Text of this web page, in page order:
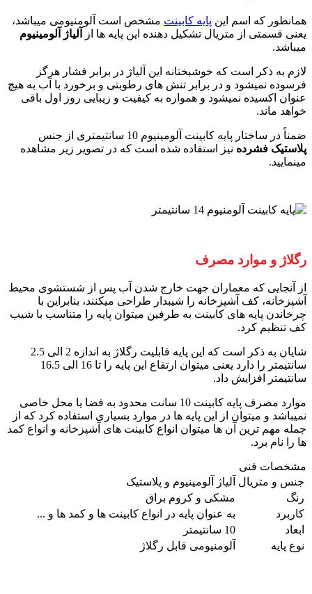
همانطور که اسم این پایه کابینت مشخص است آلومنیومی میباشد،
یعنی قسمتی از متریال تشکیل دهنده این پایه ها از
آلیاژ آلومینیوم
میباشد.
لازم به ذکر است که خوشبختانه این آلیاژ در برابر فشار هرگز
فرسوده نمیشود و در برابر تنش های رطوبتی و برخورد با آب به هیچ
عنوان اکسیده نمیشود و همواره به کیفیت و زیبایی روز اول باقی
خواهد ماند.
ضمناً در ساختار پایه کابینت آلومینیوم 10 سانتیمتری از جنس
پلاستیک فشرده نیز استفاده شده است که در تصویر زیر مشاهده
مینمایید.
رگلاژ و موارد مصرف
از آنجایی که معماران جهت خارج شدن آب پس از شستشوی محیط
آشپزخانه، کف آشپزخانه را شیبدار طراحی میکنند، بنابراین با
چرخاندن پایه های کابینت به طرفین میتوان پایه را متناسب با شیب
کف تنظیم کرد.
شایان به ذکر است که این پایه قابلیت رگلاژ به اندازه 2 الی 2.5
سانتیمتر را دارد یعنی میتوان ارتفاع این پایه را تا 16 الی 16.5
سانتیمتر افزایش داد.
موارد مصرف پایه کابینت 10 سانت محدود به فضا یا محل خاصی
نمیباشد و میتوان از این پایه ها در موارد بسیاری استفاده کرد که از
جمله مهم ترین آن ها میتوان انواع کابینت های آشپزخانه و انواع کمد
ها را نام برد.
مشخصات فنی
جنس و متریال آلیاژ آلومینیوم و پلاستیک
رنگ
مشکی و کروم براق
کاربرد
به عنوان پایه در انواع کابینت ها و کمد ها و ...
ابعاد
10 سانتیمتر
نوع پایه
آلومنیومی قابل رگلاژ